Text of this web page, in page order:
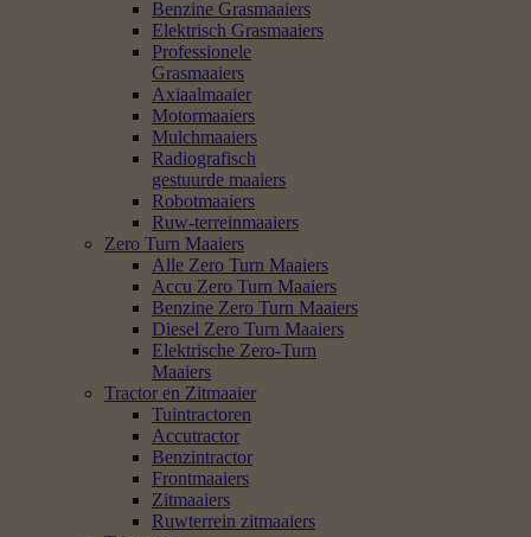
Benzine Grasmaaiers
Elektrisch Grasmaaiers
Professionele
Grasmaaiers
Axiaalmaaier
Motormaaiers
Mulchmaaiers
Radiografisch
gestuurde maaiers
Robotmaaiers
Ruw-terreinmaaiers
Zero Turn Maaiers
Alle Zero Turn Maaiers
Accu Zero Turn Maaiers
Benzine Zero Turn Maaiers
Diesel Zero Turn Maaiers
Elektrische Zero-Turn
Maaiers
Tractor en Zitmaaier
Tuintractoren
Accutractor
Benzintractor
Frontmaaiers
Zitmaaiers
Ruwterrein zitmaaiers